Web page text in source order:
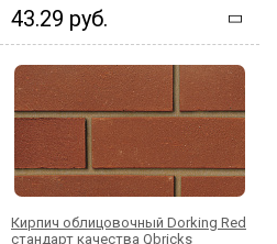
43.29 руб.
Кирпич облицовочный Dorking Red
стандарт качества Qbricks